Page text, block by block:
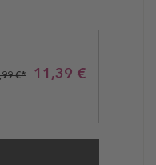
11,39 €
€*